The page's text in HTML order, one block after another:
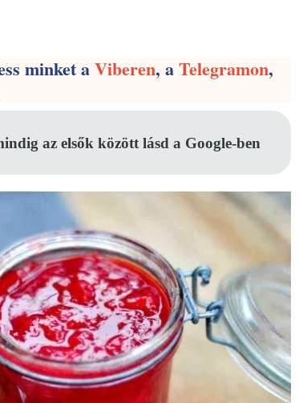
minket aViberen, aTelegramon,
az elsők között lásd a Google-ben